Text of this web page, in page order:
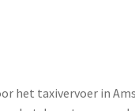
het taxivervoer in